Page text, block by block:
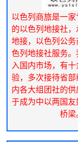
以色列商旅是一
的以色列地接社
地接，以色列公
色列地接社服务。
入国内市场，有
验，多次接待省部
内各大组团社的
于成为中以两国
桥梁